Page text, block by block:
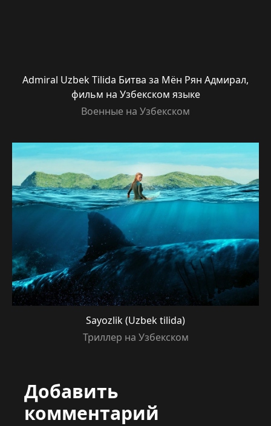
Admiral Uzbek Tilida Битва за Мён Рян Адмирал,
фильм на Узбекском языке
Военные на Узбекском
Sayozlik (Uzbek tilida)
Триллер на Узбекском
Добавить
комментарий